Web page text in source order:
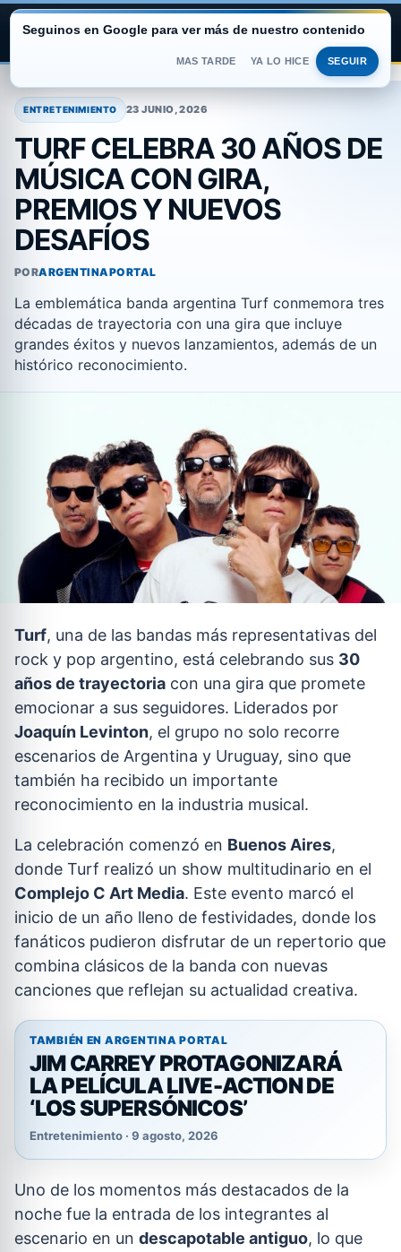
contenido
ARGENTINA PORTAL
ENTRETENIMIENTO 23 JUNIO, 2026
TURF CELEBRA 30 AÑOS DE
MÚSICA CON GIRA,
PREMIOS Y NUEVOS
DESAFÍOS
PORARGENTINAPORTAL
La emblemática banda argentina Turf conmemora tres
décadas de trayectoria con una gira que incluye
grandes éxitos y nuevos lanzamientos, además de un
histórico reconocimiento.
Turf, una de las bandas más representativas del
rock y pop argentino, está celebrando sus 30
años de trayectoria con una gira que promete
emocionar a sus seguidores. Liderados por
Joaquín Levinton, el grupo no solo recorre
escenarios de Argentina y Uruguay, sino que
también ha recibido un importante
reconocimiento en la industria musical.
La celebración comenzó en Buenos Aires,
donde Turf realizó un show multitudinario en el
Complejo C Art Media. Este evento marcó el
inicio de un año lleno de festividades, donde los
fanáticos pudieron disfrutar de un repertorio que
combina clásicos de la banda con nuevas
canciones que reflejan su actualidad creativa.
TAMBIÉN EN ARGENTINA PORTAL
JIM CARREY PROTAGONIZARÁ
LA PELÍCULA LIVE-ACTION DE
‘LOS SUPERSÓNICOS’
Entretenimiento · 9 agosto, 2026
Uno de los momentos más destacados de la
noche fue la entrada de los integrantes al
escenario en un descapotable antiguo, lo que
Seguinos en Google para ver más de nuestro contenido
MAS TARDE YA LO HICE SEGUIR